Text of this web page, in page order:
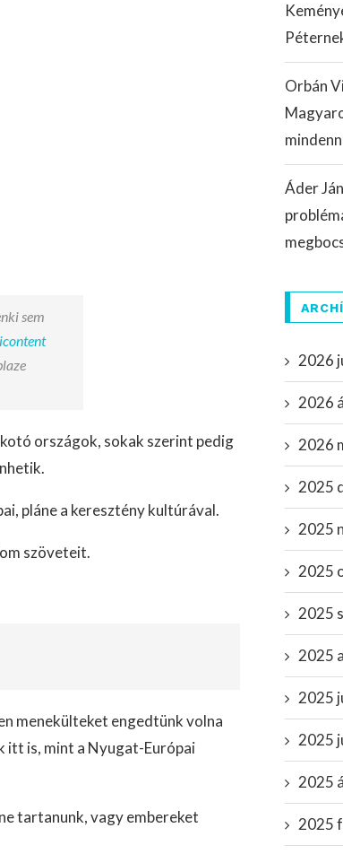
sem
országok, sokak szerint pedig
pláne a keresztény kultúrával.
szöveteit.
menekülteket engedtünk volna
itt is, mint a Nyugat-Európai
tartanunk, vagy embereket
Orbán
Áder
2026
2026
2026
2025
2025
2025
2025
2025
2025
2025
2025
2025